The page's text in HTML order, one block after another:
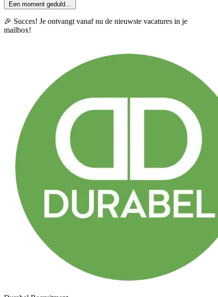
Een moment geduld...
🎉 Succes! Je ontvangt vanaf nu de nieuwste vacatures in je
mailbox!